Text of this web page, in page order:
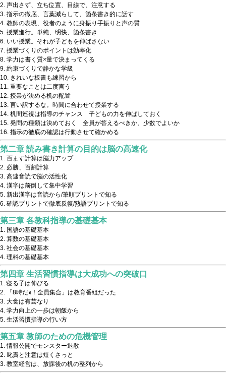
声出さず、立ち位置、目線で、注意する
指示の徹底、言葉減らして、箇条書き的に話す
教師の表現、役者のように身振り手振りと声の質
授業進行。単純、明快、箇条書き
いい授業。それが子どもを伸ばさない
授業づくりのポイントは効率化
学力は書く質×量で決まってくる
約束づくりで静かな学級
きれいな板書も練習から
重要なことは二度言う
授業が決める机の配置
言い訳するな。時間に合わせて授業する
机間巡視は指導のチャンス 子どもの力を伸ばしておく
発問の種類は決めておく 全員が答えるべきか、少数でよいか
指示の徹底の確認は行動させて確かめる
第二章 読み書き計算の目的は脳の高速化
百ます計算は脳力アップ
必勝、百割計算
高速音読で脳の活性化
漢字は前倒して集中学習
新出漢字は音読から/筆順プリントで知る
確認プリントで徹底反復/熟語プリントで知る
第三章 各教科指導の基礎基本
国語の基礎基本
算数の基礎基本
社会の基礎基本
理科の基礎基本
第四章 生活習慣指導は大成功への突破口
寝る子は伸びる
「8時だｮ！全員集合」は教育番組だった
大食は有芸なり
学力向上の一歩は朝飯から
生活習慣指導の行い方
第五章 教師のための危機管理
情報公開でモンスター退散
叱責と注意は短くさっと
教室経営は、放課後の机の整列から